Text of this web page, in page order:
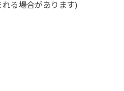
る場合があります)